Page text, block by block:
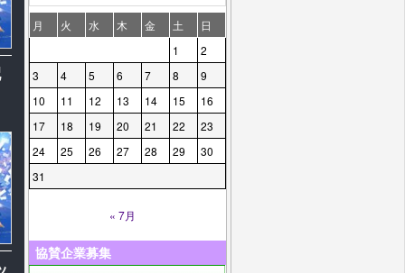
月 火 水 木 金 土
日
1
2
3
4 5 6 7 8
9
10
11 12 13 14 15
16
17
18 19 20 21 22
23
24
25 26 27 28 29
30
31
« 7月
協賛企業募集